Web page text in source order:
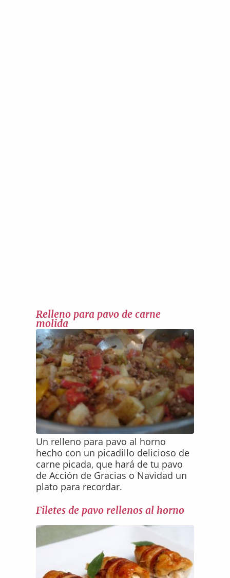
Relleno para pavo de carne
molida
Un relleno para pavo al horno
hecho con un picadillo delicioso de
carne picada, que hará de tu pavo
de Acción de Gracias o Navidad un
plato para recordar.
Filetes de pavo rellenos al horno